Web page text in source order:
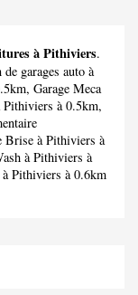
à Pithiviers.
garages auto à
Garage Meca
Pithiviers à 0.5km,
Brise à Pithiviers à
à Pithiviers à
à Pithiviers à 0.6km